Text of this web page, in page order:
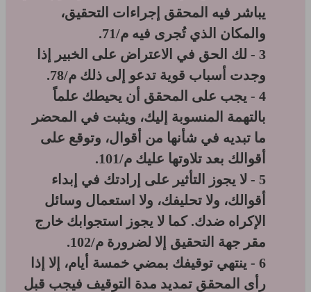
يباشر فيه المحقق إجراءات التحقيق،
والمكان الذي تُجرى فيه م/71.
3 - لك الحق في الاعتراض على الخبير إذا
وجدت أسباب قوية تدعو إلى ذلك م/78.
4 - يجب على المحقق أن يحيطك علماً
بالتهمة المنسوبة إليك، ويثبت في المحضر
ما تبديه في شأنها من أقوال، وتوقع على
أقوالك بعد تلاوتها عليك م/101.
5 - لا يجوز التأثير على إرادتك في إبداء
أقوالك، ولا تحليفك، ولا استعمال وسائل
الإكراه ضدك. كما لا يجوز استجوابك خارج
مقر جهة التحقيق إلا لضرورة م/102.
6 - ينتهي توقيفك بمضي خمسة أيام، إلا إذا
رأى المحقق تمديد مدة التوقيف فيجب قبل